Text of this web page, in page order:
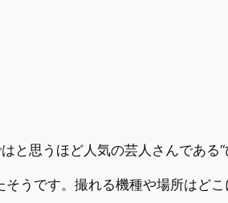
思うほど人気の芸人さんである“
うです。撮れる機種や場所はど